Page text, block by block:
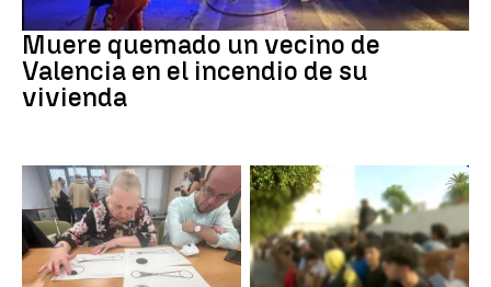
INCENDIO
Muere quemado un vecino de
Valencia en el incendio de su
vivienda
Eclipse solar Ceuta